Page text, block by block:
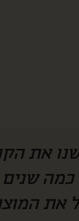
צריך